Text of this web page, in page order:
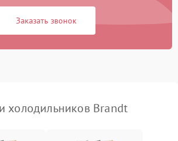
2000 ₽ Подробнее →
Заказать звонок
холодильников Brandt